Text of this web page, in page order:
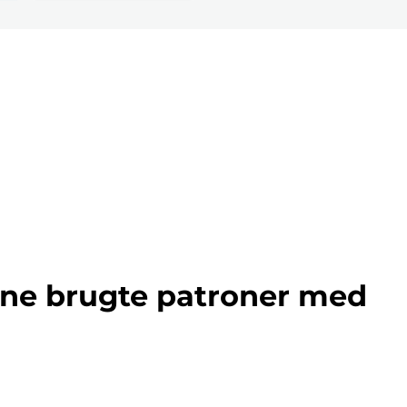
brugte patroner med